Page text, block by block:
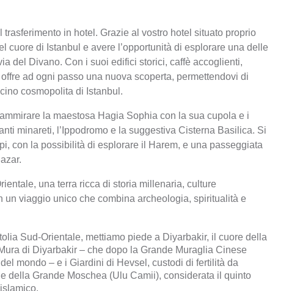
trasferimento in hotel. Grazie al vostro hotel situato proprio
cuore di Istanbul e avere l’opportunità di esplorare una delle
del Divano. Con i suoi edifici storici, caffè accoglienti,
ad ogni passo una nuova scoperta, permettendovi di
cosmopolita di Istanbul.
la maestosa Hagia Sophia con la sua cupola e i
minareti, l’Ippodromo e la suggestiva Cisterna Basilica. Si
con la possibilità di esplorare il Harem, e una passeggiata
una terra ricca di storia millenaria, culture
un viaggio unico che combina archeologia, spiritualità e
Sud-Orientale, mettiamo piede a Diyarbakir, il cuore della
di Diyarbakir – che dopo la Grande Muraglia Cinese
mondo – e i Giardini di Hevsel, custodi di fertilità da
della Grande Moschea (Ulu Camii), considerata il quinto